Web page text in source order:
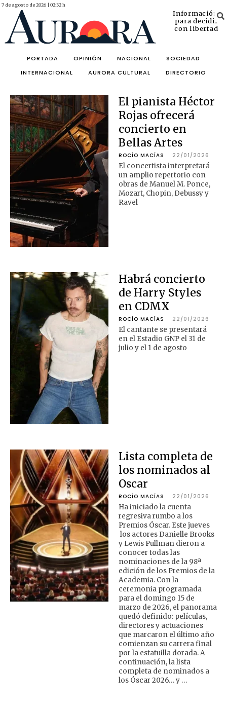
7 de agosto de 2026 | 02:32 h
Información
para decidir
con libertad
PORTADA OPINIÓN NACIONAL
SOCIEDAD
INTERNACIONAL
AURORA CULTURAL DIRECTORIO
El pianista Héctor
Rojas ofrecerá
concierto en
Bellas Artes
ROCÍO MACÍAS 22/01/2026
El concertista interpretará
un amplio repertorio con
obras de Manuel M. Ponce,
Mozart, Chopin, Debussy y
Ravel
Habrá concierto
de Harry Styles
en CDMX
ROCÍO MACÍAS 22/01/2026
El cantante se presentará
en el Estadio GNP el 31 de
julio y el 1 de agosto
Lista completa de
los nominados al
Oscar
ROCÍO MACÍAS 22/01/2026
Ha iniciado la cuenta
regresiva rumbo a los
Premios Óscar. Este jueves
los actores Danielle Brooks
y Lewis Pullman dieron a
conocer todas las
nominaciones de la 98ª
edición de los Premios de la
Academia. Con la
ceremonia programada
para el domingo 15 de
marzo de 2026, el panorama
quedó definido: películas,
directores y actuaciones
que marcaron el último año
comienzan su carrera final
por la estatuilla dorada. A
continuación, la lista
completa de nominados a
los Óscar 2026… y …